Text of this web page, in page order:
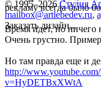
рекламу всегда было
Время идет, но ничего
Очень грустно.
Но там правда еще и
http://
v=HyDETBxXWtA
© 1995–2026 Студия
mailbox@artlebedev.ru,
Заказать дизайн...